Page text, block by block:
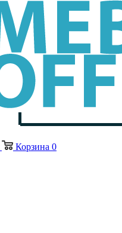
Корзина 0